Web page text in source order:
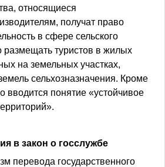
относящиеся
получат право
в сфере сельского
размещать туристов в жилых
на земельных участках,
сельхозназначения. Кроме
вводится понятие «устойчивое
в закон о госслужбе
перевода государственного